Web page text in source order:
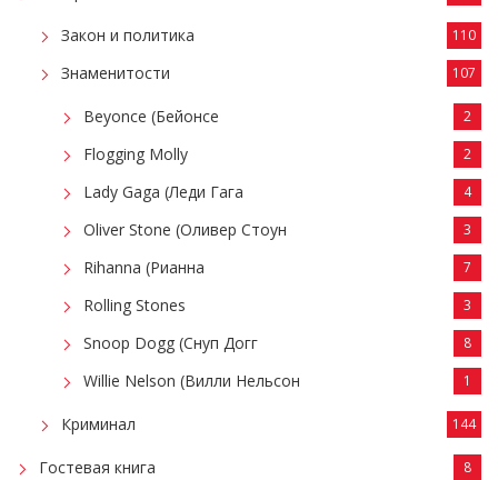
Закон и политика 110
Знаменитости 107
Beyonce (Бейонсе 2
Flogging Molly 2
Lady Gaga (Леди Гага 4
Oliver Stone (Оливер Стоун 3
Rihanna (Рианна 7
Rolling Stones 3
Snoop Dogg (Снуп Догг 8
Willie Nelson (Вилли Нельсон 1
Криминал 144
Гостевая книга 8